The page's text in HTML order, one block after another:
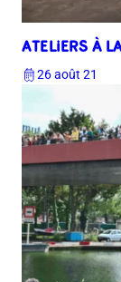
ATELIERS À
26 août 21